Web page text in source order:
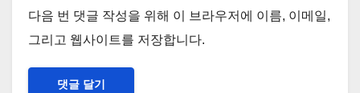
다음 번 댓글 작성을 위해 이 브라우저에 이름, 이메일,
그리고 웹사이트를 저장합니다.